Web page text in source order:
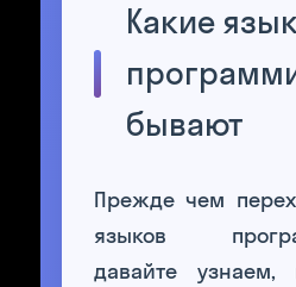
Какие
бывают
Прежде чем
языков
давайте узнаем,